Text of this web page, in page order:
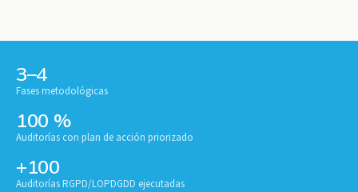
3–4
Fases metodológicas
100 %
Auditorías con plan de acción priorizado
+100
Auditorías RGPD/LOPDGDD ejecutadas